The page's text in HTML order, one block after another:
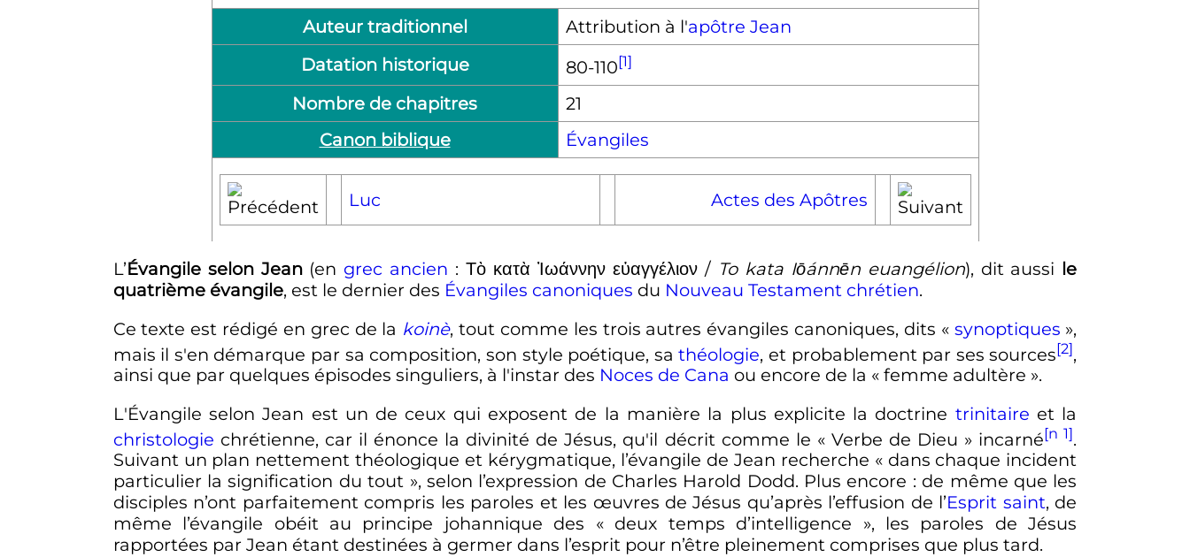
Auteur traditionnel Attribution à l'apôtre Jean
Datation historique
80-110[1]
Nombre de chapitres
21
Canon biblique
Évangiles
Luc Actes des Apôtres
L’Évangile selon Jean(en grec ancien :Τὸ κατὰ Ἰωάννην εὐαγγέλιον/ To kata Iōánnēn euangélion), dit aussi le
quatrième évangile, est le dernier des Évangiles canoniques du Nouveau Testament chrétien.
Ce texte est rédigé en grec de la koinè, tout comme les trois autres évangiles canoniques, dits « synoptiques »,
mais il s'en démarque par sa composition, son style poétique, sathéologie, et probablement par ses sources[2],
ainsi que par quelques épisodes singuliers, à l'instar des Noces de Cana ou encore de la « femme adultère ».
L'Évangile selon Jean est un de ceux qui exposent de la manière la plus explicite la doctrine trinitaire et la
christologie chrétienne, car il énonce la divinité de Jésus, qu'il décrit comme le « Verbe de Dieu » incarné[n 1].
Suivant un plan nettement théologique et kérygmatique, l’évangile de Jean recherche « dans chaque incident
particulier la signification du tout », selon l’expression de Charles Harold Dodd. Plus encore : de même que les
disciples n’ont parfaitement compris les paroles et les œuvres de Jésus qu’après l’effusion de l’Esprit saint, de
même l’évangile obéit au principe johannique des « deux temps d’intelligence », les paroles de Jésus
rapportées par Jean étant destinées à germer dans l’esprit pour n’être pleinement comprises que plus tard.